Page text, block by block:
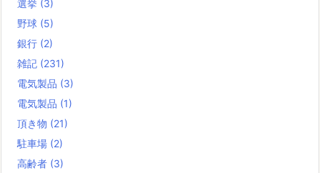
選挙 (3)
野球 (5)
銀行 (2)
雑記 (231)
電気製品 (3)
電気製品 (1)
頂き物 (21)
駐車場 (2)
高齢者 (3)